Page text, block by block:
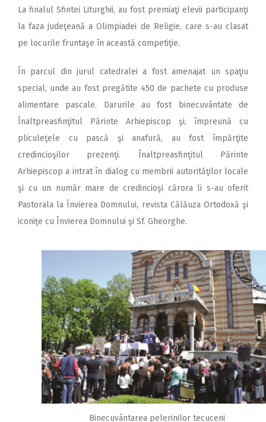
La finalul Sfintei Liturghii, au fost premiaţi elevii participanţi
la faza judeţeană a Olimpiadei de Religie, care s-au clasat
pe locurile fruntaşe în această competiţie.
În parcul din jurul catedralei a fost amenajat un spaţiu
special, unde au fost pregătite 450 de pachete cu produse
alimentare pascale. Darurile au fost binecuvântate de
Înaltpreasfinţitul Părinte Arhiepiscop şi, împreună cu
pliculeţele cu pască şi anafură, au fost împărţite
credincioşilor prezenţi. Înaltpreasfinţitul Părinte
Arhiepiscop a intrat în dialog cu membrii autorităţilor locale
şi cu un număr mare de credincioşi cărora li s-au oferit
Pastorala la Învierea Domnului, revista Călăuza Ortodoxă şi
iconiţe cu Învierea Domnului şi Sf. Gheorghe.
Binecuvântarea pelerinilor tecuceni